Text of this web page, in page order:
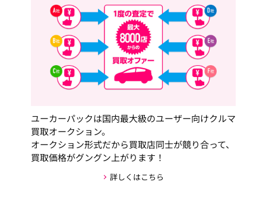
ユーカーパックは国内最大級のユーザー向けクルマ
買取オークション。
オークション形式だから買取店同士が競り合って、
買取価格がグングン上がります！
詳しくはこちら